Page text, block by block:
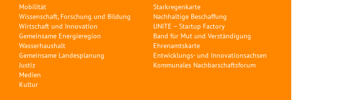
Mobilität
Wissenschaft, Forschung und Bildung
Wirtschaft und Innovation
Gemeinsame Energieregion
Wasserhaushalt
Gemeinsame Landesplanung
Justiz
Medien
Kultur
Starkregenkarte
Nachhaltige Beschaffung
UNITE – Startup Factory
Band für Mut und Verständigung
Ehrenamtskarte
Entwicklungs- und Innovationsachsen
Kommunales Nachbarschaftsforum